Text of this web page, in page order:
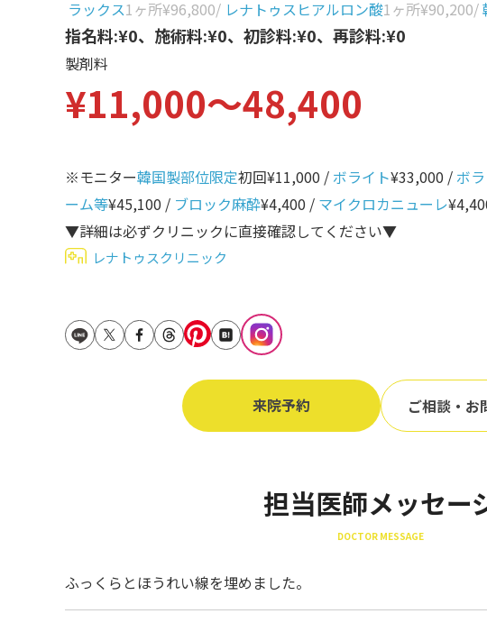
50代
60代
80代
Region
地域から探す
名古屋
仙台
福岡
ラックス1ヶ所¥96,800/ レナトゥスヒアルロン酸1ヶ所¥90,200/
指名料:¥0、施術料:¥0、初診料:¥0、再診料:¥0
製剤料
¥11,000〜48,400
※モニター韓国製部位限定初回¥11,000 / ボライト¥33,000 / ボ
ーム等¥45,100 / ブロック麻酔¥4,400 / マイクロカニューレ
▼詳細は必ずクリニックに直接確認してください▼
レナトゥスクリニック
来院予約 ご相談・お
担当医師メッセー
DOCTOR MESSAGE
ふっくらとほうれい線を埋めました。